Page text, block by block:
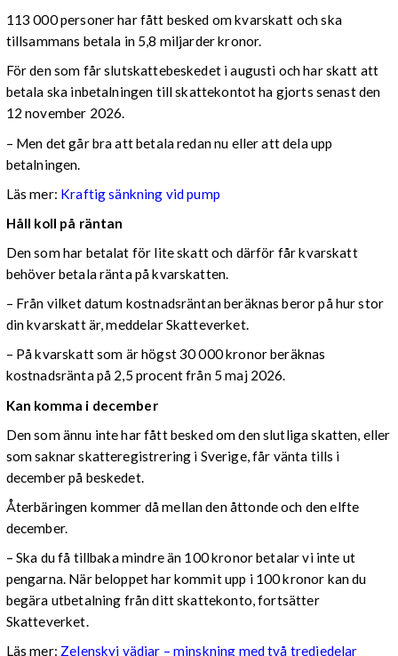
113 000 personer har fått besked om kvarskatt och ska
tillsammans betala in 5,8 miljarder kronor.
För den som får slutskattebeskedet i augusti och har skatt att
betala ska inbetalningen till skattekontot ha gjorts senast den
12 november 2026.
– Men det går bra att betala redan nu eller att dela upp
betalningen.
Läs mer: Kraftig sänkning vid pump
Håll koll på räntan
Den som har betalat för lite skatt och därför får kvarskatt
behöver betala ränta på kvarskatten.
– Från vilket datum kostnadsräntan beräknas beror på hur stor
din kvarskatt är, meddelar Skatteverket.
– På kvarskatt som är högst 30 000 kronor beräknas
kostnadsränta på 2,5 procent från 5 maj 2026.
Kan komma i december
Den som ännu inte har fått besked om den slutliga skatten, eller
som saknar skatteregistrering i Sverige, får vänta tills i
december på beskedet.
Återbäringen kommer då mellan den åttonde och den elfte
december.
– Ska du få tillbaka mindre än 100 kronor betalar vi inte ut
pengarna. När beloppet har kommit upp i 100 kronor kan du
begära utbetalning från ditt skattekonto, fortsätter
Skatteverket.
Läs mer: Zelenskyj vädjar – minskning med två tredjedelar